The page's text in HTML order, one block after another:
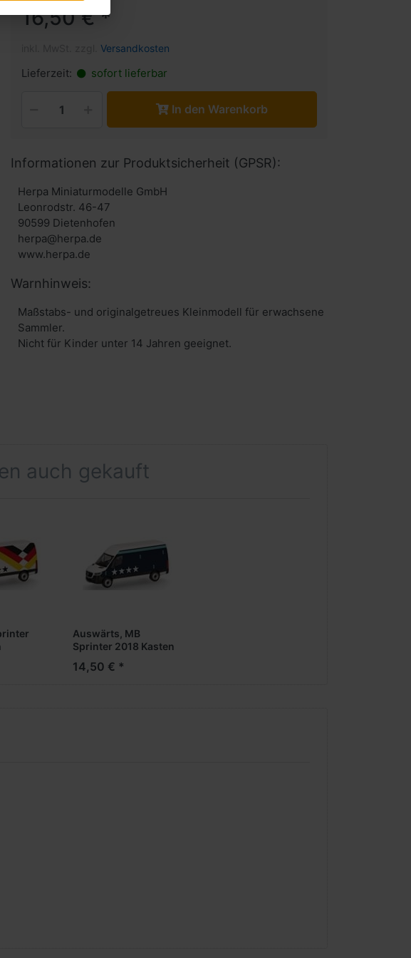
16,50 € *
Versandkosten
Lieferzeit: sofort lieferbar
In den Warenkorb
Informationen zur Produktsicherheit (GPSR):
Herpa Miniaturmodelle GmbH
Leonrodstr. 46-47
90599 Dietenhofen
herpa@herpa.de
www.herpa.de
Warnhinweis:
Maßstabs- und originalgetreues Kleinmodell für erwachsene
Sammler.
Nicht für Kinder unter 14 Jahren geeignet.
auch gekauft
zur WM
Auswärts, MB
Sprinter 2018 Kasten
Sondermodell zur WM
14,50 € *